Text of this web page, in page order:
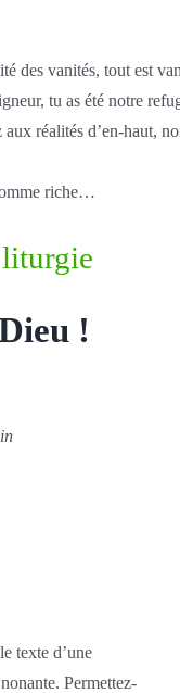
des vanités, tout est
tu as été notre
réalités d’en-haut,
riche…
!
texte d’une
Permettez-